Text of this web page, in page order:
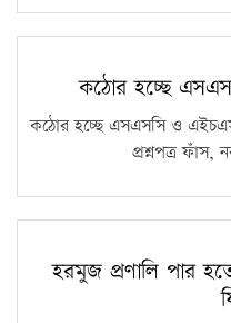
কঠোর হচ্ছে
কঠোর হচ্ছে এসএসসি ও
প্রশ্নপত্র
হরমুজ প্রণালি পার হতে